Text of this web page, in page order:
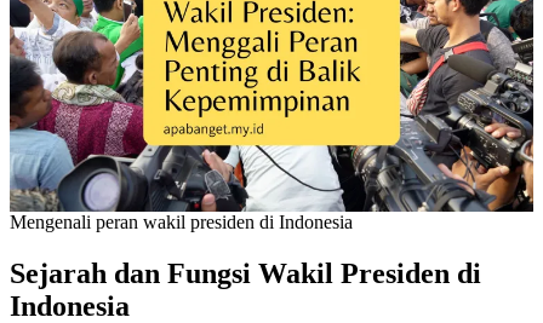
Mengenali peran wakil presiden di Indonesia
Sejarah dan Fungsi Wakil Presiden di
Indonesia